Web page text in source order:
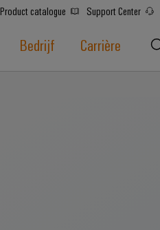
Product catalogue Support Center
Bedrijf Carrière